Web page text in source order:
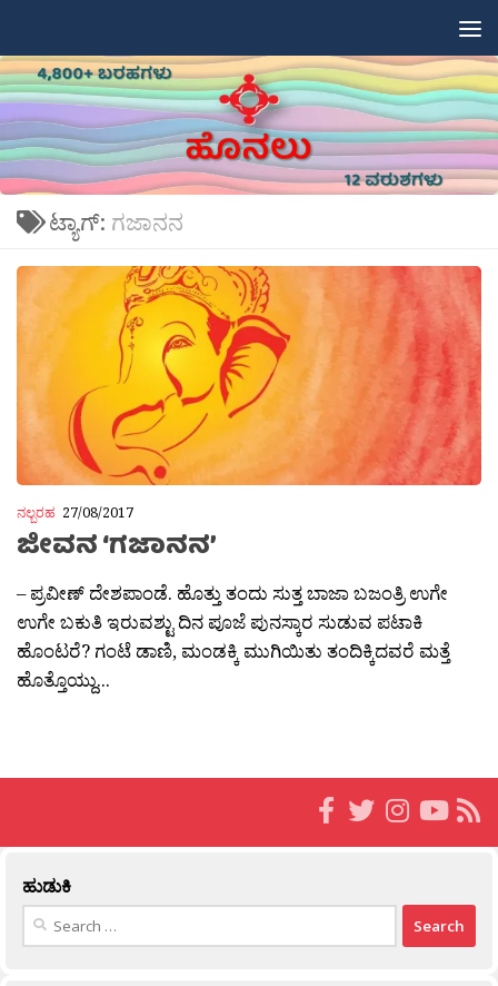
ಟ್ಯಾಗ್: ಗಜಾನನ
ನಲ್ಬರಹ 27/08/2017
ಜೀವನ ‘ಗಜಾನನ’
– ಪ್ರವೀಣ್ ದೇಶಪಾಂಡೆ. ಹೊತ್ತು ತಂದು ಸುತ್ತ ಬಾಜಾ ಬಜಂತ್ರಿ ಉಗೇ
ಉಗೇ ಬಕುತಿ ಇರುವಶ್ಟು ದಿನ ಪೂಜೆ ಪುನಸ್ಕಾರ ಸುಡುವ ಪಟಾಕಿ
ಹೊಂಟರೆ? ಗಂಟೆ ಡಾಣಿ, ಮಂಡಕ್ಕಿ ಮುಗಿಯಿತು ತಂದಿಕ್ಕಿದವರೆ ಮತ್ತೆ
ಹೊತ್ತೊಯ್ದು...
ಹುಡುಕಿ
Search